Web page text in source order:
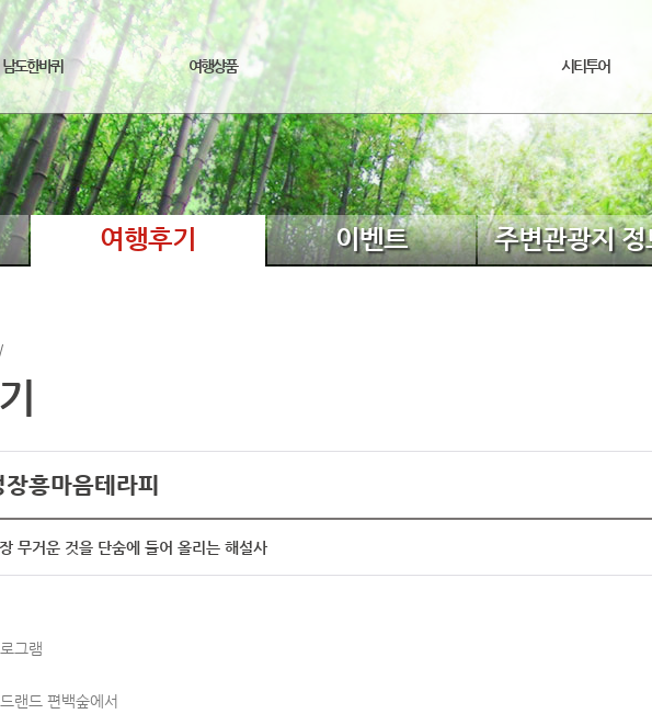
남도한바퀴 여행상품 시티투어
여행후기 이벤트 주변관광지 정
흥마음테라피
무거운 것을 단숨에 들어 올리는 해설사
그램
랜드 편백숲에서